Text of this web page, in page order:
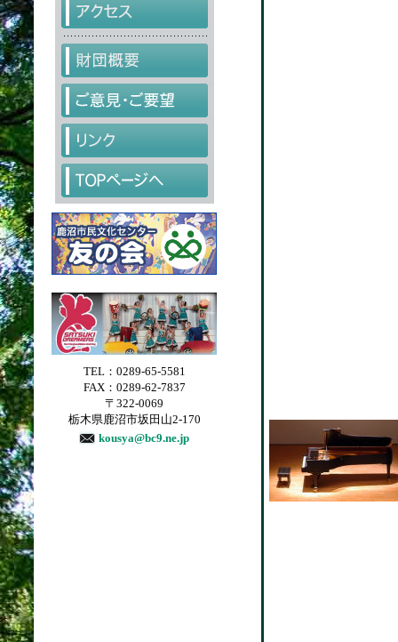
TEL：0289-65-5581
FAX：0289-62-7837
〒322-0069
栃木県鹿沼市坂田山2-170
kousya@bc9.ne.jp